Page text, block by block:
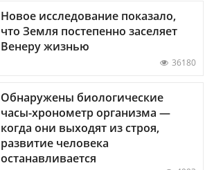
Новое исследование показало,
что Земля постепенно заселяет
Венеру жизнью
36180
Обнаружены биологические
часы-хронометр организма —
когда они выходят из строя,
развитие человека
останавливается